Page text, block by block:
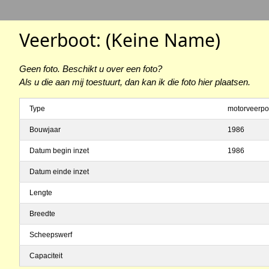
Veerboot: (Keine Name)
Geen foto. Beschikt u over een foto?
Als u die aan mij toestuurt, dan kan ik die foto hier plaatsen.
Type
Bouwjaar 1986
Datum begin inzet 1986
Datum einde inzet
Lengte
Breedte
Scheepswerf
Capaciteit